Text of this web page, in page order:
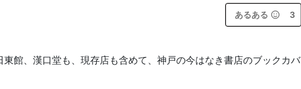
あるある 3
館、漢口堂も、現存店も含めて、神戸の今はなき書店のブックカバ